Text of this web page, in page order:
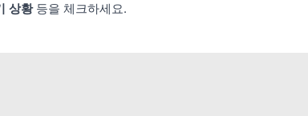
상황등을 체크하세요.